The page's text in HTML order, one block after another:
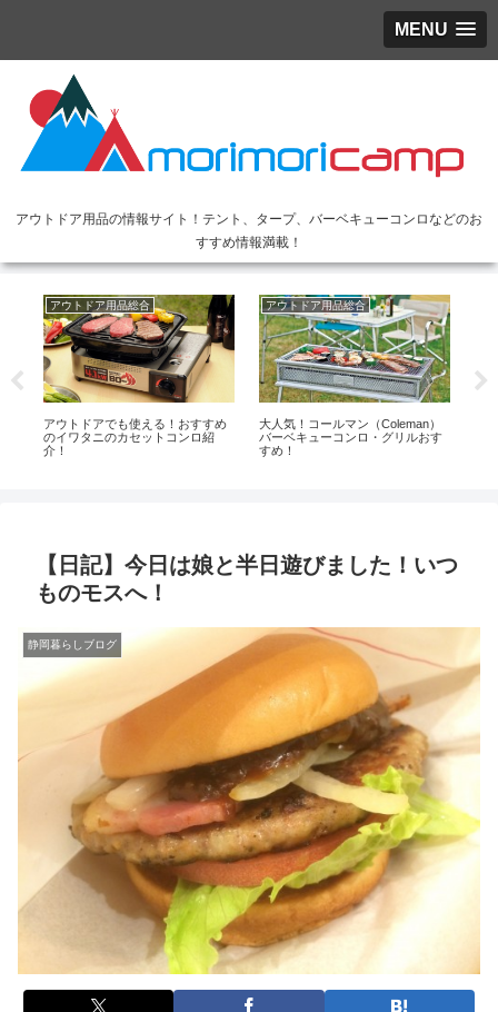
MENU
アウトドア用品の情報サイト！テント、タープ、バーベキューコンロなどのお
すすめ情報満載！
アウトドア用品総合
アウトドアでも使える！おすすめ
のイワタニのカセットコンロ紹
介！
アウトドア用品総合
大人気！コールマン（Coleman）
バーベキューコンロ・グリルおす
すめ！
【日記】今日は娘と半日遊びました！いつ
ものモスへ！
静岡暮らしブログ